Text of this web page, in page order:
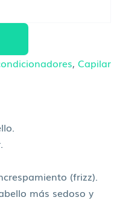
, Capilar
(frizz).
más sedoso y